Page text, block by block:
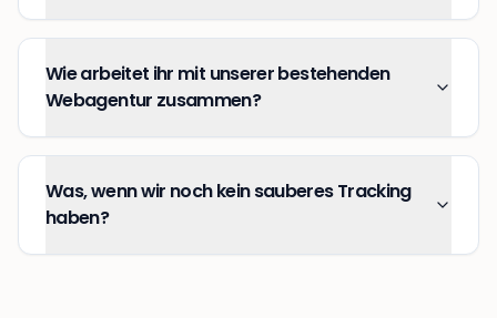
Wie arbeitet ihr mit unserer bestehenden
Webagentur zusammen?
Was, wenn wir noch kein sauberes Tracking
haben?